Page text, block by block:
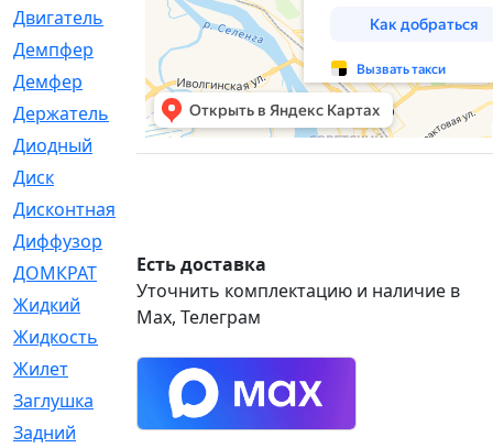
Двигатель
[64]
Демпфер
Демфер
[1]
Держатель
[5]
Диодный
Диск
Дисконтная
Диффузор
ДОМКРАТ
[1]
Жидкий
[5]
Жидкость
Жилет
[1]
Заглушка
[21]
Задний
[528]
Есть доставка
Уточнить комплектацию и наличие в
Max, Телеграм